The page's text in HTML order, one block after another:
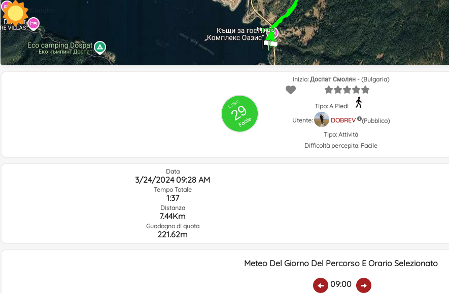
Inizio
Fine
GRSIC
29
Facile
Inizio: Доспат Смолян - (Bulgaria)
Tipo: A Piedi
Utente:
DOBREV
(Pubblico)
Tipo: Attività
Difficoltà percepita: Facile
Data
3/24/2024 09:28 AM
Tempo Totale
1:37
Distanza
7.44Km
Guadagno di quota
221.62m
Meteo Del Giorno Del Percorso E Orario Selezionato
09:00